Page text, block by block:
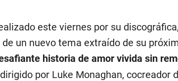
este viernes por su
un nuevo tema extraído de su
historia de amor vivida sin
por Luke Monaghan, cocreador